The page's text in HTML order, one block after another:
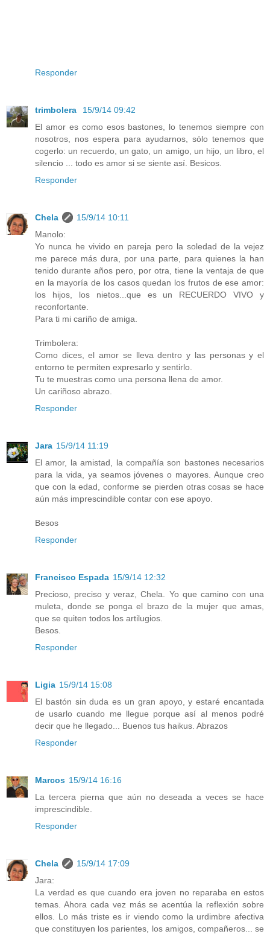
Responder
trimbolera
15/9/14 09:42
El amor es como esos bastones, lo tenemos siempre con
nosotros, nos espera para ayudarnos, sólo tenemos que
cogerlo: un recuerdo, un gato, un amigo, un hijo, un libro, el
silencio ... todo es amor si se siente así. Besicos.
Responder
Chela
15/9/14 10:11
Manolo:
Yo nunca he vivido en pareja pero la soledad de la vejez
me parece más dura, por una parte, para quienes la han
tenido durante años pero, por otra, tiene la ventaja de que
en la mayoría de los casos quedan los frutos de ese amor:
los hijos, los nietos...que es un RECUERDO VIVO y
reconfortante.
Para ti mi cariño de amiga.
Trimbolera:
Como dices, el amor se lleva dentro y las personas y el
entorno te permiten expresarlo y sentirlo.
Tu te muestras como una persona llena de amor.
Un cariñoso abrazo.
Responder
Jara 15/9/14 11:19
El amor, la amistad, la compañía son bastones necesarios
para la vida, ya seamos jóvenes o mayores. Aunque creo
que con la edad, conforme se pierden otras cosas se hace
aún más imprescindible contar con ese apoyo.
Besos
Responder
Francisco Espada 15/9/14 12:32
Precioso, preciso y veraz, Chela. Yo que camino con una
muleta, donde se ponga el brazo de la mujer que amas,
que se quiten todos los artilugios.
Besos.
Responder
Ligia 15/9/14 15:08
El bastón sin duda es un gran apoyo, y estaré encantada
de usarlo cuando me llegue porque así al menos podré
decir que he llegado... Buenos tus haikus. Abrazos
Responder
Marcos 15/9/14 16:16
La tercera pierna que aún no deseada a veces se hace
imprescindible.
Responder
Chela
15/9/14 17:09
Jara:
La verdad es que cuando era joven no reparaba en estos
temas. Ahora cada vez más se acentúa la reflexión sobre
ellos. Lo más triste es ir viendo como la urdimbre afectiva
que constituyen los parientes, los amigos, compañeros... se